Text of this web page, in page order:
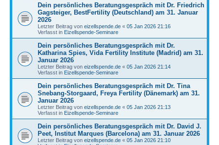
Dein persönliches Beratungsgespräch mit Dr. Friedrich
Gagsteiger, BestFertility (Deutschland) am 31. Januar
2026
Letzter Beitrag von eizellspende.de « 05 Jan 2026 21:16
Verfasst in Eizellspende-Seminare
Dein persönliches Beratungsgespräch mit Dr.
Katharina Spies, Vida Fertility Institute (Madrid) am 31.
Januar 2026
Letzter Beitrag von eizellspende.de « 05 Jan 2026 21:14
Verfasst in Eizellspende-Seminare
Dein persönliches Beratungsgespräch mit Dr. Tina
Snebang-Storgaard, Freya Fertility (Dänemark) am 31.
Januar 2026
Letzter Beitrag von eizellspende.de « 05 Jan 2026 21:13
Verfasst in Eizellspende-Seminare
Dein persönliches Beratungsgespräch mit Dr. David J.
Peet, Institut Marques (Barcelona) am 31. Januar 2026
Letzter Beitrag von eizellspende.de « 05 Jan 2026 21:10